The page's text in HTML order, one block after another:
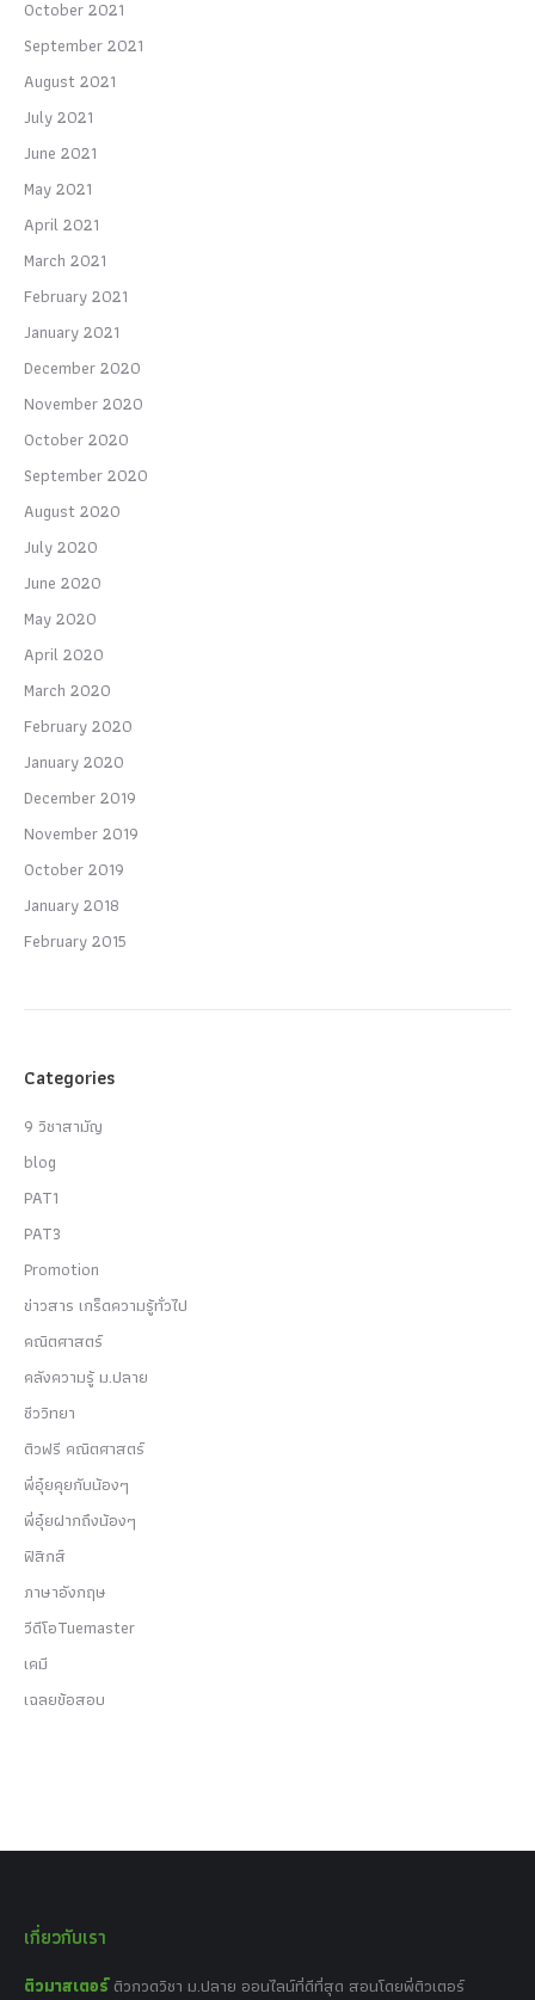
October 2021
September 2021
August 2021
July 2021
June 2021
May 2021
April 2021
March 2021
February 2021
January 2021
December 2020
November 2020
October 2020
September 2020
August 2020
July 2020
June 2020
May 2020
April 2020
March 2020
February 2020
January 2020
December 2019
November 2019
October 2019
January 2018
February 2015
Categories
9 วิชาสามัญ
blog
PAT1
PAT3
Promotion
ข่าวสาร เกร็ดความรู้ทั่วไป
คณิตศาสตร์
คลังความรู้ ม.ปลาย
ชีววิทยา
ติวฟรี คณิตศาสตร์
พี่อุ๋ยคุยกับน้องๆ
พี่อุ๋ยฝากถึงน้องๆ
ฟิสิกส์
ภาษาอังกฤษ
วีดีโอTuemaster
เคมี
เฉลยข้อสอบ
เกี่ยวกับเรา
ติวมาสเตอร์ ติวกวดวิชา ม.ปลาย ออนไลน์ที่ดีที่สุด สอนโดยพี่ติวเตอร์